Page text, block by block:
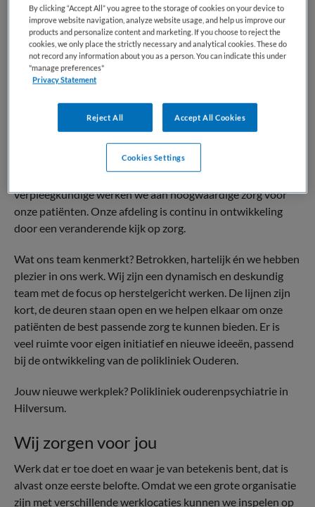
inschatten van zorg opschaling/afschaling in de
thuissituatie.
samenwerken met diverse disciplines op de polikliniek
en meedraaien in de bureaudienst.
Samen bieden wij specialistische ambulante zorg met een
en kwaliteit van leven.
Jouw nieuwe collega’s van polikliniek Ouderen kijken
verpleegkundige werken we aan hoogwaardige zorg voor
onze patiënten. Onze afdeling is continu in ontwikkeling
door een veranderende kijk op zorg.
Wat ons team kenmerkt? Betrokken, hartelijk én we hebben
plezier in ons werk. Wij zijn een dynamisch en deskundig
team met de focus op herstelgericht werken. De lijnen zijn
kort, de deuren staan open en we helpen elkaar om onze
patiënten de best passende zorg te kunnen bieden. Er is
veel ruimte voor eigen initiatief en nieuwe ideeën, passend
bij de ontwikkeling van de polikliniek Ouderen.
Jouw nieuwe werkplek? Polikliniek ouderenpsychiatrie in
Hilversum.
Wij zorgen voor jou
Werk dat er toe doet en waar je van betekenis bent, dat is
alvast onze eerste belofte. Omdat we een grote organisatie
zijn met verschillende werklocaties kunnen we inspelen op
By clicking “Accept All” you agree to the storage of cookies on your device to
improve website navigation, analyze website usage, and help us improve our
products and personalize content and marketing. If you choose to reject the
cookies, we only place the strictly necessary and analytical cookies. These do
not record any information about you as a person. You can indicate this under
"manage preferences"
Privacy Statement
Reject All Accept All Cookies
Cookies Settings